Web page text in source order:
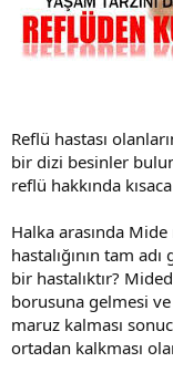
Reflü hastası
bir dizi besinler
reflü hakkında
Halka arasında
hastalığının tam
bir hastalıktır?
borusuna gelmesi
maruz kalması
ortadan kalkması